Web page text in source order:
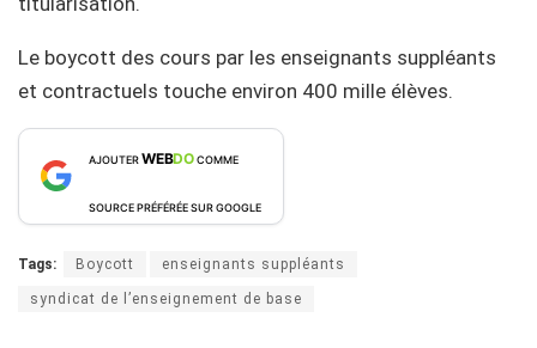
Le boycott des cours par les enseignants suppléants
et contractuels touche environ 400 mille élèves.
AJOUTERWEBDOCOMME
SOURCE PRÉFÉRÉE SUR GOOGLE
Tags: Boycott enseignants suppléants
syndicat de l’enseignement de base